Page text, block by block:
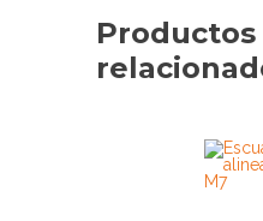
Productos